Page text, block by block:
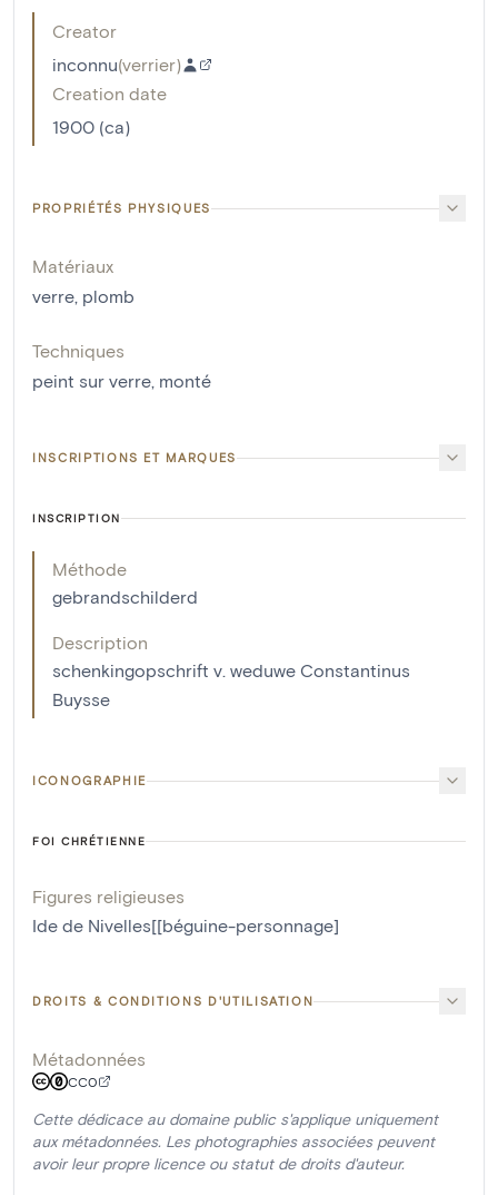
Creator
inconnu(verrier)
Creation date
1900 (ca)
PROPRIÉTÉS PHYSIQUES
Matériaux
verre, plomb
Techniques
peint sur verre, monté
INSCRIPTIONS ET MARQUES
INSCRIPTION
Méthode
gebrandschilderd
Description
schenkingopschrift v. weduwe Constantinus
Buysse
ICONOGRAPHIE
FOI CHRÉTIENNE
Figures religieuses
Ide de Nivelles[[béguine-personnage]
DROITS & CONDITIONS D'UTILISATION
Métadonnées
CC0
Cette dédicace au domaine public s'applique uniquement
aux métadonnées. Les photographies associées peuvent
avoir leur propre licence ou statut de droits d'auteur.